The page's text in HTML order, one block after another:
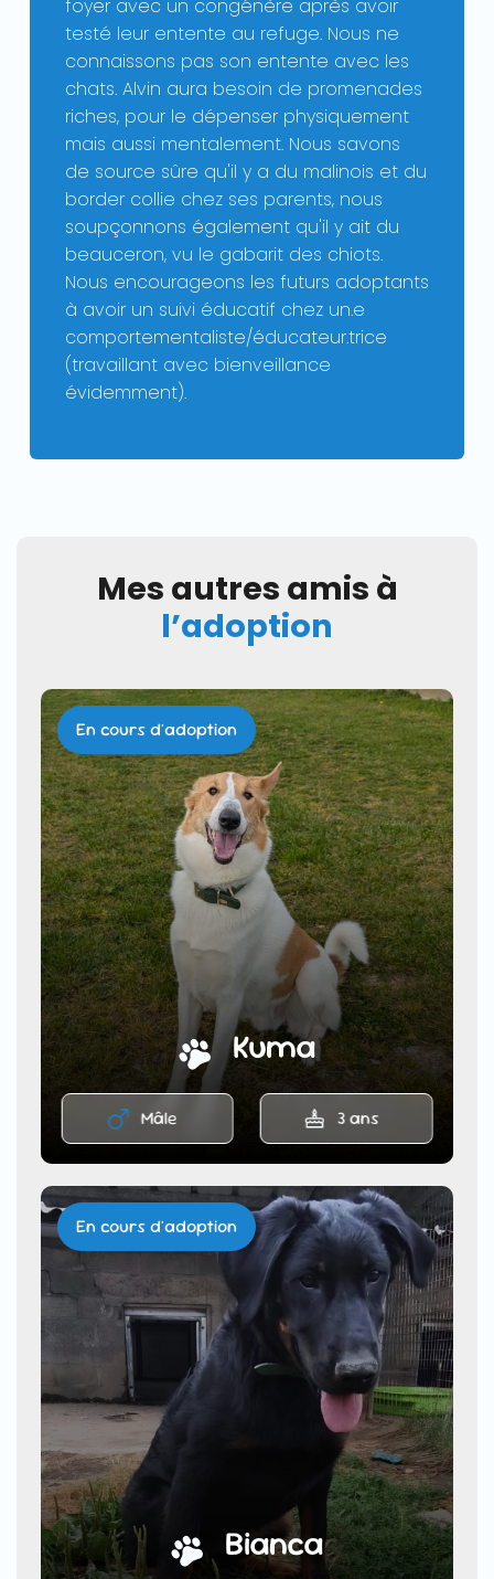
foyer avec un congénère après avoir
testé leur entente au refuge. Nous ne
connaissons pas son entente avec les
chats. Alvin aura besoin de promenades
riches, pour le dépenser physiquement
mais aussi mentalement. Nous savons
de source sûre qu'il y a du malinois et du
border collie chez ses parents, nous
soupçonnons également qu'il y ait du
beauceron, vu le gabarit des chiots.
Nous encourageons les futurs adoptants
à avoir un suivi éducatif chez un.e
comportementaliste/éducateur.trice
(travaillant avec bienveillance
évidemment).
Mes autres amis à
l’adoption
En cours d'adoption
Kuma
Mâle 3 ans
En cours d'adoption
Bianca